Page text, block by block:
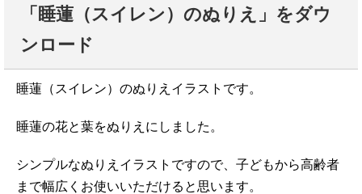
「睡蓮（スイレン）のぬりえ」をダウ
ンロード
睡蓮（スイレン）のぬりえイラストです。
睡蓮の花と葉をぬりえにしました。
シンプルなぬりえイラストですので、子どもから高齢者
まで幅広くお使いいただけると思います。